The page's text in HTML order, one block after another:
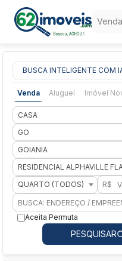
Venda
BUSCA INTELIGENTE COM
Venda Aluguel Imóvel
CASA
GO
GOIANIA
RESIDENCIAL ALPHAVILLE
QUARTO (TODOS)
R$
Aceita Permuta
PESQUISAR